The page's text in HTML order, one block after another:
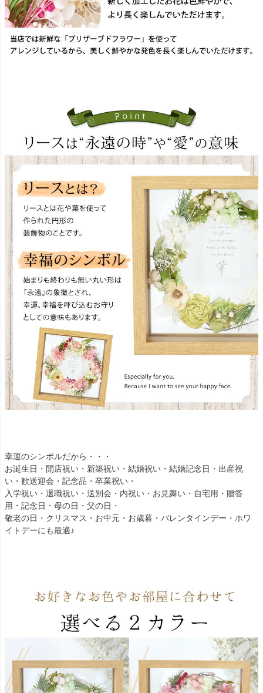
幸運のシンボルだから・・・
お誕生日・開店祝い・新築祝い・結婚祝い・結婚記念日・出産祝
い・歓送迎会・記念品・卒業祝い・
入学祝い・退職祝い・送別会・内祝い・お見舞い・自宅用・贈答
用・記念日・母の日・父の日・
敬老の日・クリスマス・お中元・お歳暮・バレンタインデー・ホワ
イトデーにも最適♪